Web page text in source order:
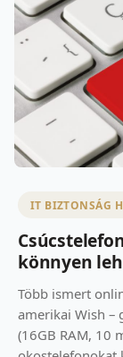
IT BIZTONSÁG
könnyen
Több ismert
amerikai Wish –
(16GB RAM, 10